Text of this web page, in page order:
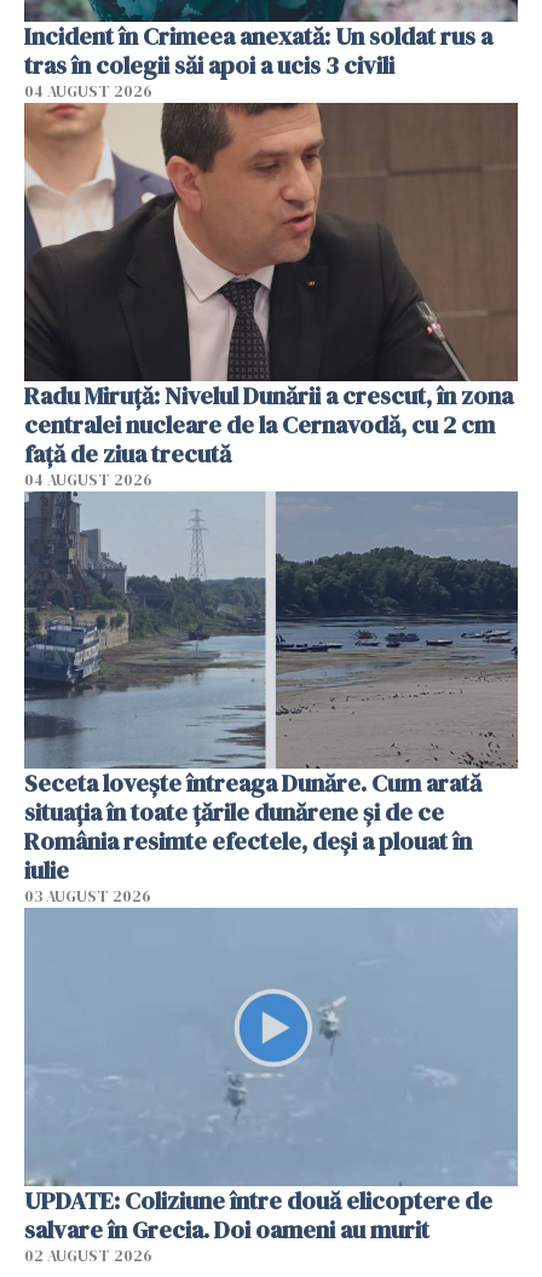
Incident în Crimeea anexată: Un soldat rus a
tras în colegii săi apoi a ucis 3 civili
04 AUGUST 2026
Radu Miruţă: Nivelul Dunării a crescut, în zona
centralei nucleare de la Cernavodă, cu 2 cm
faţă de ziua trecută
04 AUGUST 2026
Seceta lovește întreaga Dunăre. Cum arată
situația în toate țările dunărene și de ce
România resimte efectele, deși a plouat în
iulie
03 AUGUST 2026
UPDATE: Coliziune între două elicoptere de
salvare în Grecia. Doi oameni au murit
02 AUGUST 2026